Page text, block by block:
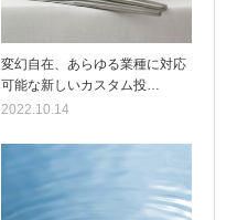
変幻自在、あらゆる業種に対応
可能な新しいカスタム投…
2022.10.14